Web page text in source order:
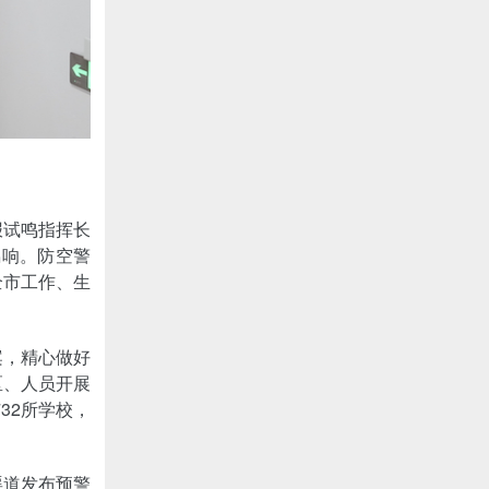
鸣指挥长
。防空警
工作、生
精心做好
人员开展
所学校，
发布预警